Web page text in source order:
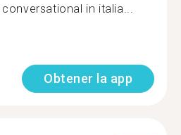
in italia...
Obtener la app